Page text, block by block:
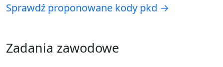
Sprawdź proponowane kody pkd →
Zadania zawodowe